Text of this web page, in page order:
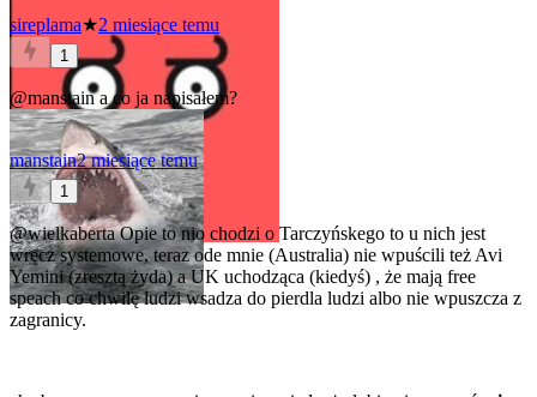
sireplama★2 miesiące temu
1
@manstaina co ja napisałem?
manstain2 miesiące temu
1
@wielkabertaOpie to nio chodzi o Tarczyńskego to u nich jest
wręcz systemowe, teraz ode mnie (Australia) nie wpuścili też Avi
Yemini (zresztą żyda) a UK uchodząca (kiedyś) , że mają free
speach co chwilę ludzi wsadza do pierdla ludzi albo nie wpuszcza z
zagranicy.